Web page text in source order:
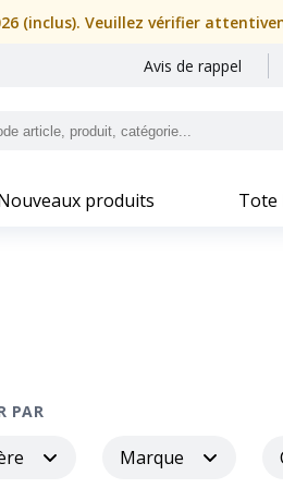
(inclus). Veuillez vérifier
Avis de rappel
produits Tote
PAR
Marque